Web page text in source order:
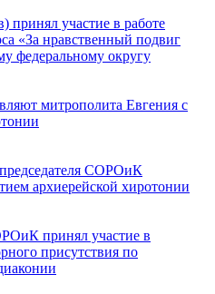
участие в работе
«За нравственный подвиг
федеральному округу
митрополита Евгения с
СОРОиК
архиерейской хиротонии
принял участие в
присутствия по